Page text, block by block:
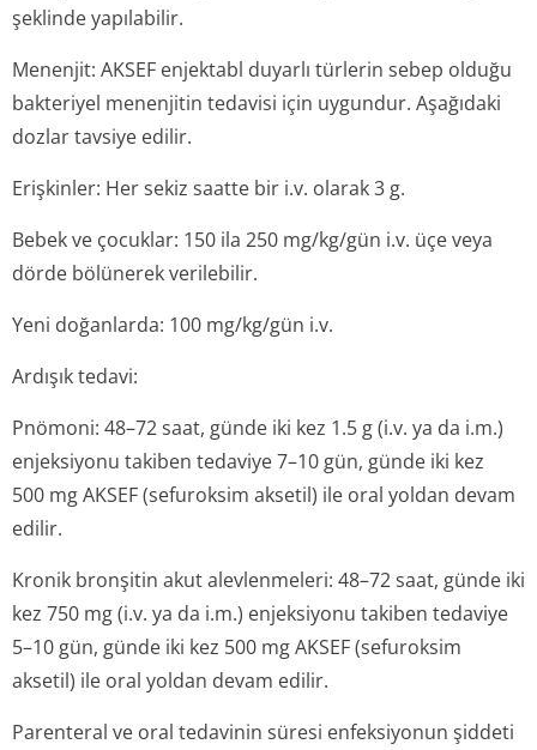
şeklinde yapılabilir.
Menenjit: AKSEF enjektabl duyarlı türlerin sebep olduğu
bakteriyel menenjitin tedavisi için uygundur. Aşağıdaki
dozlar tavsiye edilir.
Erişkinler: Her sekiz saatte bir i.v. olarak 3 g.
Bebek ve çocuklar: 150 ila 250 mg/kg/gün i.v. üçe veya
dörde bölünerek verilebilir.
Yeni doğanlarda: 100 mg/kg/gün i.v.
Ardışık tedavi:
Pnömoni: 48–72 saat, günde iki kez 1.5 g (i.v. ya da i.m.)
enjeksiyonu takiben tedaviye 7–10 gün, günde iki kez
500 mg AKSEF (sefuroksim aksetil) ile oral yoldan devam
edilir.
Kronik bronşitin akut alevlenmeleri: 48–72 saat, günde iki
kez 750 mg (i.v. ya da i.m.) enjeksiyonu takiben tedaviye
5–10 gün, günde iki kez 500 mg AKSEF (sefuroksim
aksetil) ile oral yoldan devam edilir.
Parenteral ve oral tedavinin süresi enfeksiyonun şiddeti